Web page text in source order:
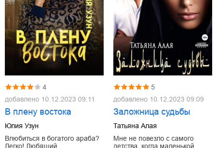
4
добавлено 10.12.2023 09:11
В плену востока
Юлия Узун
Влюбиться в богатого араба?
Легко! Любящий,
5
добавлено 10.12.2023 09:09
Заложница судьбы
Татьяна Алая
Мне не повезло с самого
детства, когда маленькой